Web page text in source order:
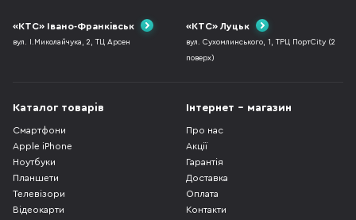
«КТС» Івано-Франківськ
вул. І.Миколайчука, 2, ТЦ Арсен
«КТС» Луцьк
вул. Сухомлинського, 1, ТРЦ ПортCity (2
поверх)
Каталог товарів
Смартфони
Apple iPhone
Ноутбуки
Планшети
Телевізори
Відеокарти
Інтернет - магазин
Про нас
Акції
Гарантія
Доставка
Оплата
Контакти